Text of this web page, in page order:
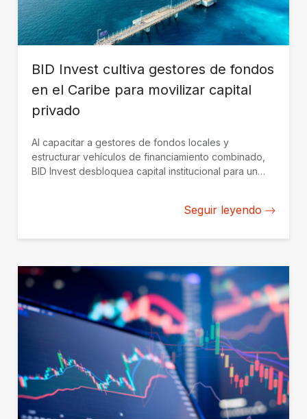
BID Invest cultiva gestores de fondos
en el Caribe para movilizar capital
privado
Al capacitar a gestores de fondos locales y
estructurar vehículos de financiamiento combinado,
BID Invest desbloquea capital institucional para un
Seguir leyendo